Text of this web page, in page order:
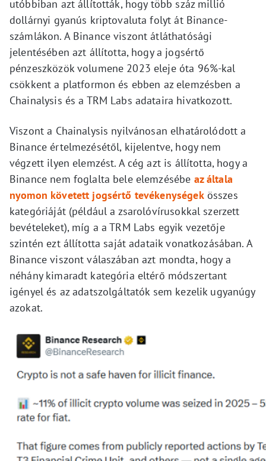
utóbbiban azt állították, hogy több száz millió
dollárnyi gyanús kriptovaluta folyt át Binance-
számlákon. A Binance viszont átláthatósági
jelentésében azt állította, hogy a jogsértő
pénzeszközök volumene 2023 eleje óta 96%-kal
csökkent a platformon és ebben az elemzésben a
Chainalysis és a TRM Labs adataira hivatkozott.
Viszont a Chainalysis nyilvánosan elhatárolódott a
Binance értelmezésétől, kijelentve, hogy nem
végzett ilyen elemzést. A cég azt is állította, hogy a
Binance nem foglalta bele elemzésébe az általa
nyomon követett jogsértő tevékenységekösszes
kategóriáját (például a zsarolóvírusokkal szerzett
bevételeket), míg a a TRM Labs egyik vezetője
szintén ezt állította saját adataik vonatkozásában. A
Binance viszont válaszában azt mondta, hogy a
néhány kimaradt kategória eltérő módszertant
igényel és az adatszolgáltatók sem kezelik ugyanúgy
azokat.